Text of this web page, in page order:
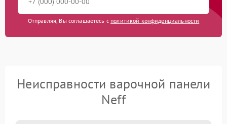
Отправляя, Вы соглашаетесь с политикой конфиденциальности
Неисправности варочной панели
Neff